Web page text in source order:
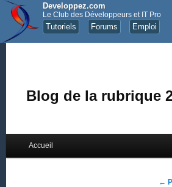
Developpez.com
Le Club des Développeurs et IT Pro
Tutoriels Forums Emploi
Blog de la rubrique
Aller au contenu principal
Aller au contenu secondaire
Accueil
←